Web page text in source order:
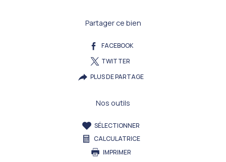
Partager ce bien
FACEBOOK
TWITTER
PLUS DE PARTAGE
Nos outils
SÉLECTIONNER
CALCULATRICE
IMPRIMER